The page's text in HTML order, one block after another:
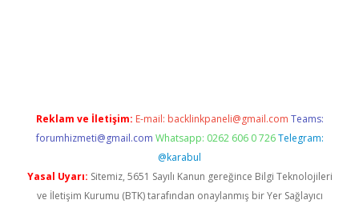
Reklam ve İletişim: E-mail: backlinkpaneli@gmail.com Teams:
forumhizmeti@gmail.com Whatsapp: 0262 606 0 726 Telegram:
@karabul
Yasal Uyarı: Sitemiz, 5651 Sayılı Kanun gereğince Bilgi Teknolojileri
ve İletişim Kurumu (BTK) tarafından onaylanmış bir Yer Sağlayıcı